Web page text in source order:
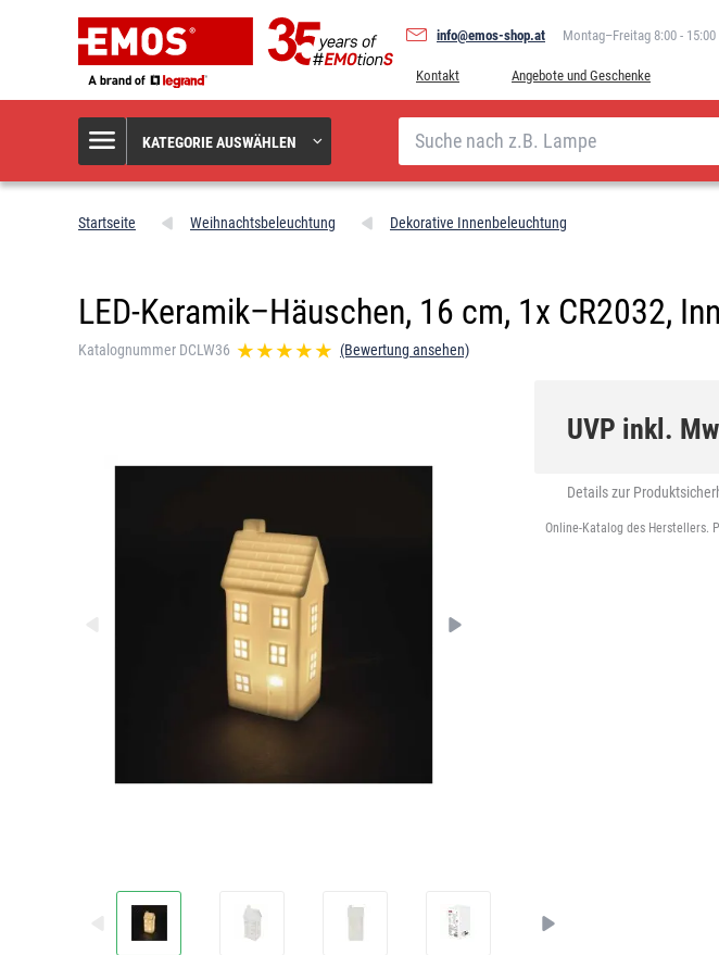
info@emos-shop.at Montag–Freitag 8:00 - 15:00
Kontakt Angebote und Geschenke
KATEGORIE AUSWÄHLEN
Suche
Startseite Weihnachtsbeleuchtung Dekorative Innenbeleuchtung
LED-Keramik–Häuschen, 16 cm, 1x CR2032,
Katalognummer DCLW36 (Bewertung ansehen)
UVP inkl.
Details zur
Online-Katalog des Herstellers.